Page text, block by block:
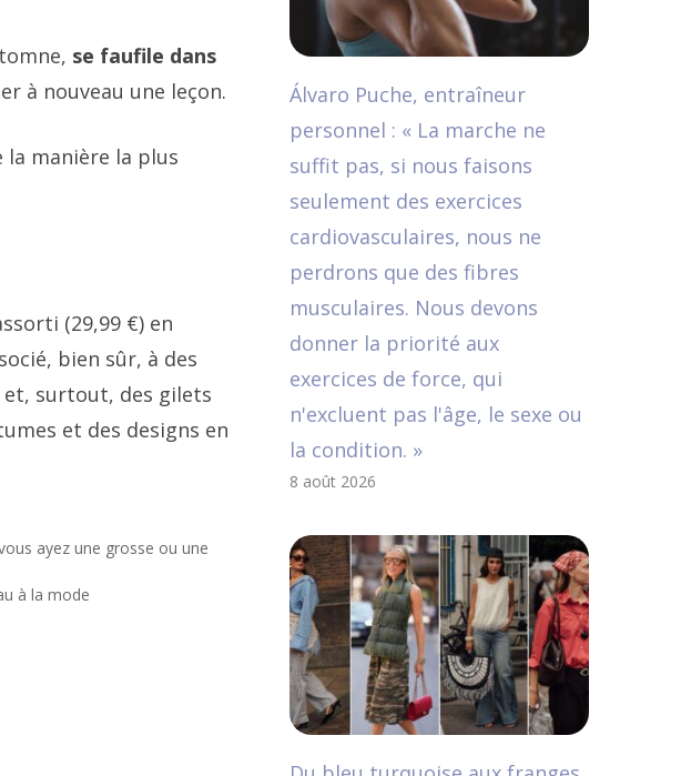
se faufile dans
à nouveau une leçon.
la manière la plus
(29,99 €) en
bien sûr, à des
surtout, des gilets
et des designs en
ayez une grosse ou une
à la mode
Álvaro Puche, entraîneur
personnel : « La marche ne
suffit pas, si nous faisons
seulement des exercices
cardiovasculaires, nous ne
perdrons que des fibres
musculaires. Nous devons
donner la priorité aux
exercices de force, qui
n'excluent pas l'âge, le sexe ou
la condition. »
8 août 2026